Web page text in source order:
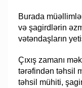
Burada
və şagirdlərin
vətəndaşların
Çıxış zamanı
tərəfindən təhsil
təhsil mühiti,